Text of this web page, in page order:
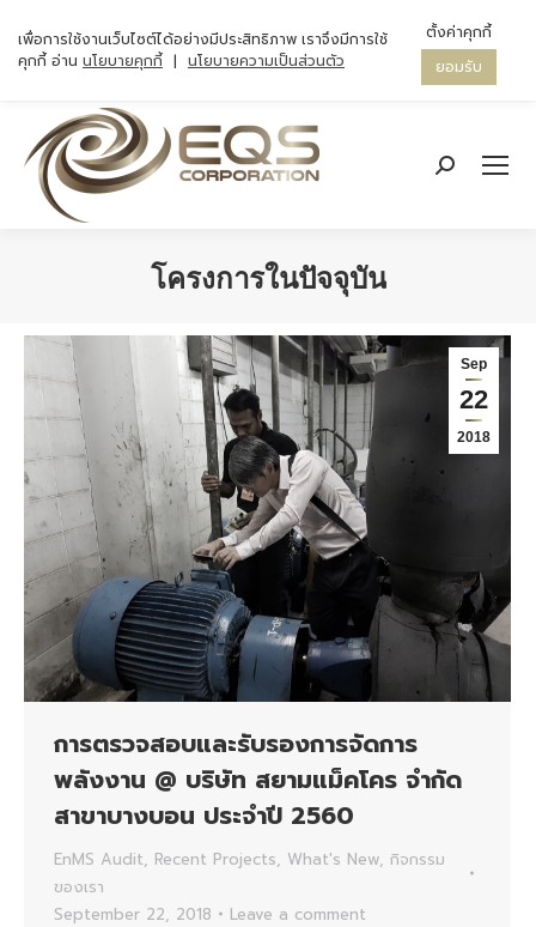
Search:
โครงการในปัจจุบัน
Sep
22
2018
การตรวจสอบและรับรองการจัดการ
พลังงาน @ บริษัท สยามแม็คโคร จำกัด
สาขาบางบอน ประจำปี 2560
EnMS Audit, Recent Projects, What's New, กิจกรรม
ของเรา
September 22, 2018
Leave a comment
เพื่อการใช้งานเว็บไซต์ได้อย่างมีประสิทธิภาพ เราจึงมีการใช้
คุกกี้ อ่าน นโยบายคุกกี้ | นโยบายความเป็นส่วนตัว
ตั้งค่าคุกกี้
ยอมรับ